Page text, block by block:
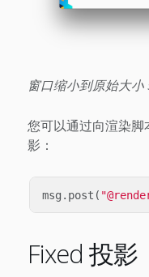
窗口缩小到原始大
您可以通过向渲染
影：
msg . post (
Fixed 投影